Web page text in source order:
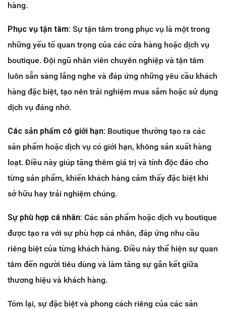
hàng.
Phục vụ tận tâm: Sự tận tâm trong phục vụ là một trong
những yếu tố quan trọng của các cửa hàng hoặc dịch vụ
boutique. Đội ngũ nhân viên chuyên nghiệp và tận tâm
luôn sẵn sàng lắng nghe và đáp ứng những yêu cầu khách
hàng đặc biệt, tạo nên trải nghiệm mua sắm hoặc sử dụng
dịch vụ đáng nhớ.
Các sản phẩm có giới hạn: Boutique thường tạo ra các
sản phẩm hoặc dịch vụ có giới hạn, không sản xuất hàng
loạt. Điều này giúp tăng thêm giá trị và tính độc đáo cho
từng sản phẩm, khiến khách hàng cảm thấy đặc biệt khi
sở hữu hay trải nghiệm chúng.
Sự phù hợp cá nhân: Các sản phẩm hoặc dịch vụ boutique
được tạo ra với sự phù hợp cá nhân, đáp ứng nhu cầu
riêng biệt của từng khách hàng. Điều này thể hiện sự quan
tâm đến người tiêu dùng và làm tăng sự gắn kết giữa
thương hiệu và khách hàng.
Tóm lại, sự đặc biệt và phong cách riêng của các sản